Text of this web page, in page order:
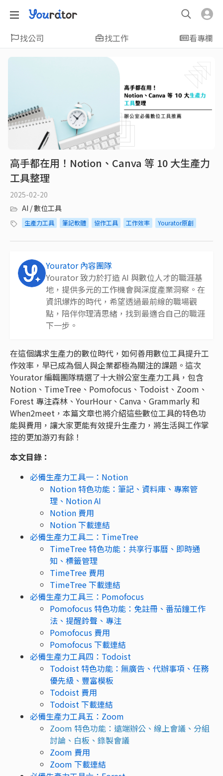
找公司 找工作 看專欄
高手都在用！Notion、Canva 等 10 大生產力
工具整理
2025-02-20
AI / 數位工具
生產力工具 筆記軟體 協作工具 工作效率 Yourator原創
Yourator 內容團隊
Yourator 致力於打造 AI 與數位人才的職涯基
地，提供多元的工作機會與深度產業洞察。在
資訊爆炸的時代，希望透過最前線的職場觀
點，陪伴你理清思緒，找到最適合自己的職涯
下一步。
在這個講求生產力的數位時代，如何善用數位工具提升工
作效率，早已成為個人與企業都極為關注的課題。這次
Yourator 編輯團隊精選了十大辦公室生產力工具，包含
Notion、TimeTree、Pomofocus、Todoist、Zoom、
Forest 專注森林、YourHour、Canva、Grammarly 和
When2meet，本篇文章也將介紹這些數位工具的特色功
能與費用，讓大家更能有效提升生產力，將生活與工作掌
控的更加游刃有餘！
本文目錄：
必備生產力工具一：Notion
Notion 特色功能：筆記、資料庫、專案管
理、Notion AI
Notion 費用
Notion 下載連結
必備生產力工具二：TimeTree
TimeTree 特色功能：共享行事曆、即時通
知、標籤管理
TimeTree 費用
TimeTree 下載連結
必備生產力工具三：Pomofocus
Pomofocus 特色功能：免註冊、番茄鐘工作
法、提醒鈴聲、專注
Pomofocus 費用
Pomofocus 下載連結
必備生產力工具四：Todoist
Todoist 特色功能：無廣告、代辦事項、任務
優先級、豐富模板
Todoist 費用
Todoist 下載連結
必備生產力工具五：Zoom
Zoom 特色功能：遠端辦公、線上會議、分組
討論、白板、錄製會議
Zoom 費用
Zoom 下載連結